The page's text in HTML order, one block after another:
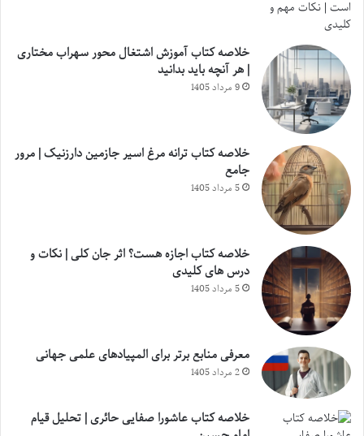
خلاصه کتاب آموزش اشتغال محور سهراب مختاری
| هر آنچه باید بدانید
9 مرداد 1405
خلاصه کتاب ترانه مرغ اسیر جازمین دارزنیک | مرور
جامع
5 مرداد 1405
خلاصه کتاب اجازه هست؟ اثر جان کلی | نکات و
درس های کلیدی
5 مرداد 1405
معرفی منابع برتر برای المپیادهای علمی جهانی
2 مرداد 1405
خلاصه کتاب عاشورا صفایی حائری | تحلیل قیام